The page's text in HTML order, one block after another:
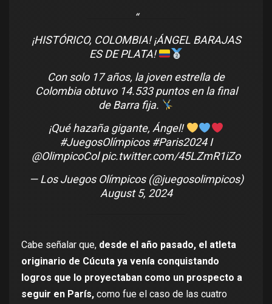
¡HISTÓRICO, COLOMBIA! ¡ÁNGEL BARAJAS
ES DE PLATA!
Con solo 17 años, la joven estrella de
Colombia obtuvo 14.533 puntos en la final
de Barra fija.
¡Qué hazaña gigante, Ángel!
#JuegosOlímpicos #Paris2024I
@OlimpicoCol pic.twitter.com/45LZmR1iZo
— Los Juegos Olímpicos (@juegosolimpicos)
August 5, 2024
Cabe señalar que, desde el año pasado, el atleta
originario de Cúcuta ya venía conquistando
logros que lo proyectaban como un prospecto a
seguir en París, como fue el caso de las cuatro